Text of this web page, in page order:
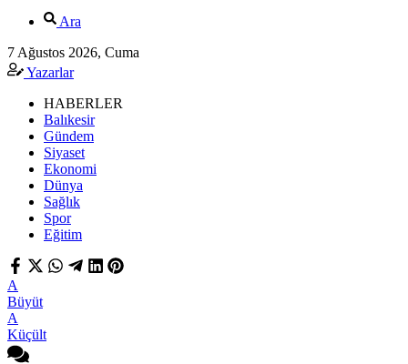
Ara
7 Ağustos 2026, Cuma
Yazarlar
HABERLER
Balıkesir
Gündem
Siyaset
Ekonomi
Dünya
Sağlık
Spor
Eğitim
A
Büyüt
A
Küçült